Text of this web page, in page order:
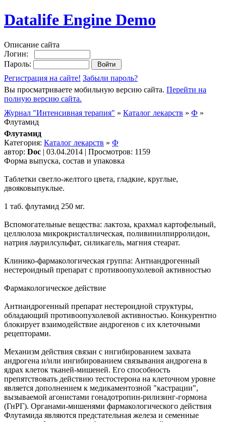
Datalife Engine Demo
Описание сайта
Логин:
Пароль:
Регистрация на сайте! Забыли пароль?
Вы просматриваете мобильную версию сайта. Перейти на
полную версию сайта.
Журнал "Интенсивная терапия" » Каталог лекарств » Ф »
Флутамид
Флутамид
Категория: Каталог лекарств » Ф
автор: Doc | 03.04.2014 | Просмотров: 1159
Форма выпуска, состав и упаковка
Таблетки светло-желтого цвета, гладкие, круглые,
двояковыпуклые.
1 таб. флутамид 250 мг.
Вспомогательные вещества: лактоза, крахмал картофельный,
целлюлоза микрокристаллическая, поливинилпирролидон,
натрия лаурилсульфат, силикагель, магния стеарат.
Клинико-фармакологическая группа: Антиандрогенный
нестероидный препарат с противоопухолевой активностью
Фармакологическое действие
Антиандрогенный препарат нестероидной структуры,
обладающий противоопухолевой активностью. Конкурентно
блокирует взаимодействие андрогенов с их клеточными
рецепторами.
Механизм действия связан с ингибированием захвата
андрогена и/или ингибированием связывания андрогена в
ядрах клеток тканей-мишеней. Его способность
препятствовать действию тестостерона на клеточном уровне
является дополнением к медикаментозной "кастрации",
вызываемой агонистами гонадотропин-рилизинг-гормона
(ГнРГ). Органами-мишенями фармакологического действия
Флутамида являются предстательная железа и семенные